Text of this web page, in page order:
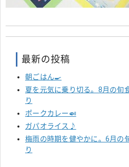
最新の投稿
朝ごはん🍳
夏を元気に乗り切る。8月の旬
り
ポークカレー🍛
ガパオライス♪
梅雨の時期を健やかに。6月の
り